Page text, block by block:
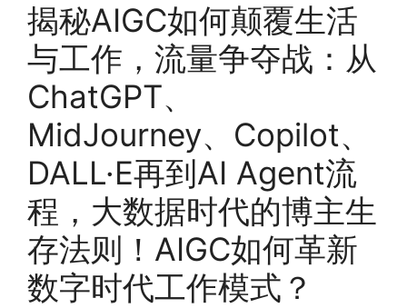
揭秘AIGC如何颠覆生活
与工作，流量争夺战：从
ChatGPT、
MidJourney、Copilot、
DALL·E再到AI Agent流
程，大数据时代的博主生
存法则！AIGC如何革新
数字时代工作模式？